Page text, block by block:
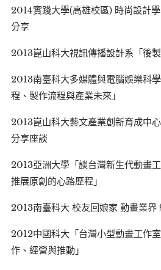
2014實踐大學(高雄校區) 時尚設計
分享
2013崑山科大視訊傳播設計系「後
2013南臺科大多媒體與電腦娛樂科
程、製作流程與產業未來」
2013崑山科大藝文產業創新育成中
分享座談
2013亞洲大學「談台灣新生代動畫
推展原創的心路歷程」
2013南臺科大 校友回娘家 動畫業界
2012中國科大「台灣小型動畫工作
作、經營與推動」